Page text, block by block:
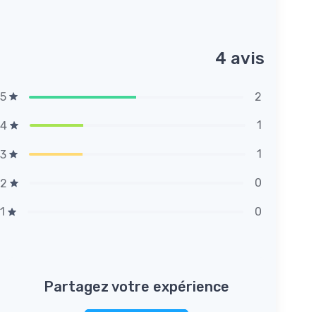
4 avis
5 2
4 1
3 1
2 0
1 0
Partagez votre expérience